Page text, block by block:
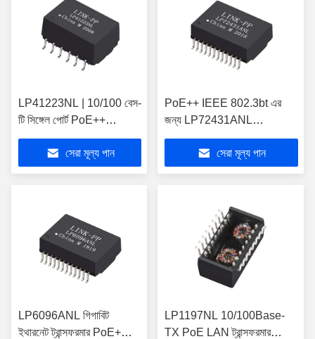
LP41223NL | 10/100 বেস-
টি সিঙ্গেল পোর্ট PoE++
ট্রান্সফরমার মডিউল
সেরা মূল্য পান
PoE++ IEEE 802.3bt এর
জন্য LP72431ANL
10GBASE-T ট্রান্সফরমার মডিউল
সেরা মূল্য পান
LP6096ANL গিগাবিট
ইথারনেট ট্রান্সফরমার PoE+
LP1197NL 10/100Base-
TX PoE LAN ট্রান্সফরমার